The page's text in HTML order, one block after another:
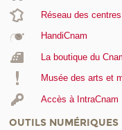
Réseau des centres
HandiCnam
La boutique du
Musée des arts et
Accès à IntraCnam
OUTILS NUMÉRIQUES